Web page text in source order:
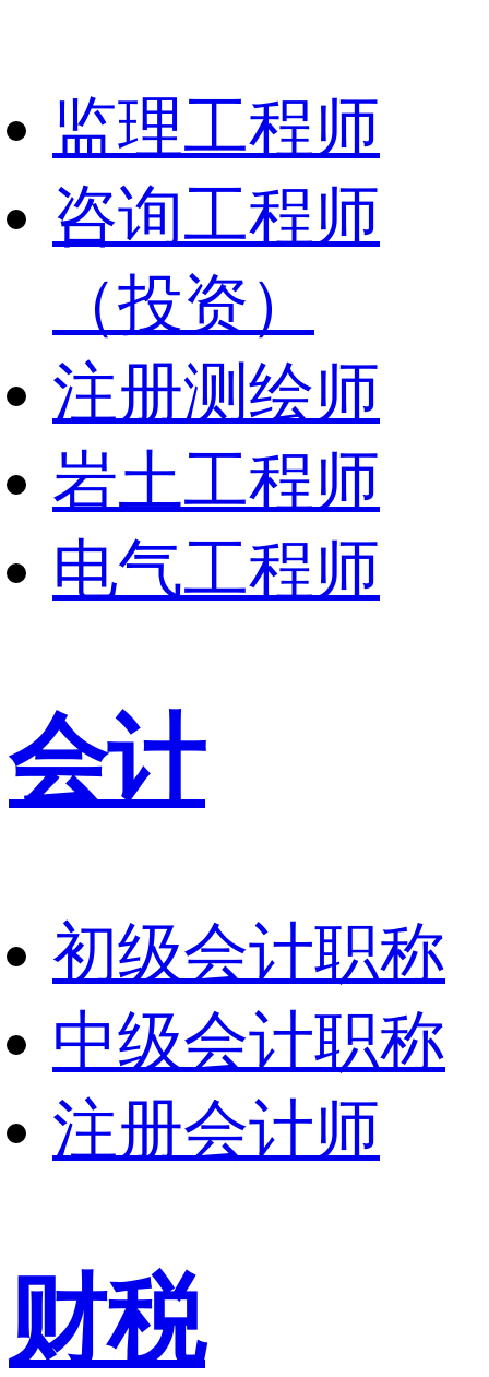
监理工程师
咨询工程师
（投资）
注册测绘师
岩土工程师
电气工程师
会计
初级会计职称
中级会计职称
注册会计师
财税